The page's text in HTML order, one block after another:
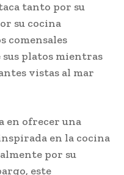
tanto por su
su cocina
comensales
platos mientras
vistas al mar
en ofrecer una
en la cocina
por su
este